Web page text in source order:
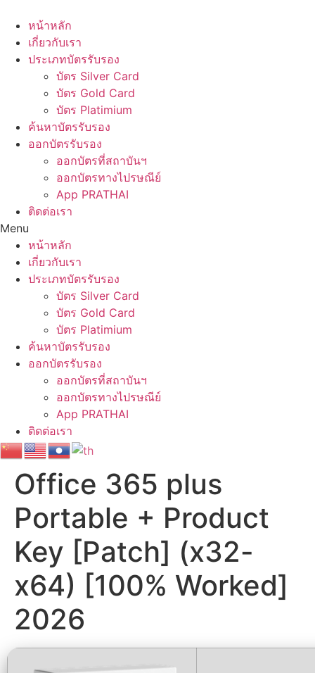
content
หน้าหลัก
เกี่ยวกับเรา
ประเภทบัตรรับรอง
บัตร Silver Card
บัตร Gold Card
บัตร Platimium
ค้นหาบัตรรับรอง
ออกบัตรรับรอง
ออกบัตรที่สถาบันฯ
ออกบัตรทางไปรษณีย์
App PRATHAI
ติดต่อเรา
Menu
หน้าหลัก
เกี่ยวกับเรา
ประเภทบัตรรับรอง
บัตร Silver Card
บัตร Gold Card
บัตร Platimium
ค้นหาบัตรรับรอง
ออกบัตรรับรอง
ออกบัตรที่สถาบันฯ
ออกบัตรทางไปรษณีย์
App PRATHAI
ติดต่อเรา
Office 365 plus
Portable + Product
Key [Patch] (x32-
x64) [100% Worked]
2026